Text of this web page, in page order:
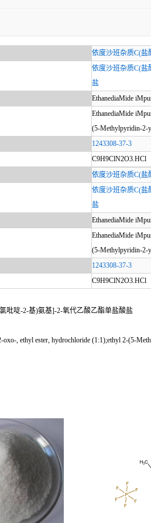
依度沙班杂质C(盐
依度沙班杂质C(盐
盐
EthanediaMide
EthanediaMide
(5-Methylpyridin-2-
1243308-37-3
C9H9ClN2O3.HCl
依度沙班杂质C(盐
依度沙班杂质C(盐
盐
EthanediaMide
EthanediaMide
(5-Methylpyridin-2-
1243308-37-3
C9H9ClN2O3.HCl
吡啶-2-基)氨基]-2-氧代乙酸乙酯单盐酸盐
, ethyl ester, hydrochloride (1:1);ethyl 2-(5-